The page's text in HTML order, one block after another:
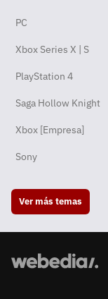
PC
Xbox Series X | S
PlayStation 4
Saga Hollow Knight
Xbox [Empresa]
Sony
Ver más temas